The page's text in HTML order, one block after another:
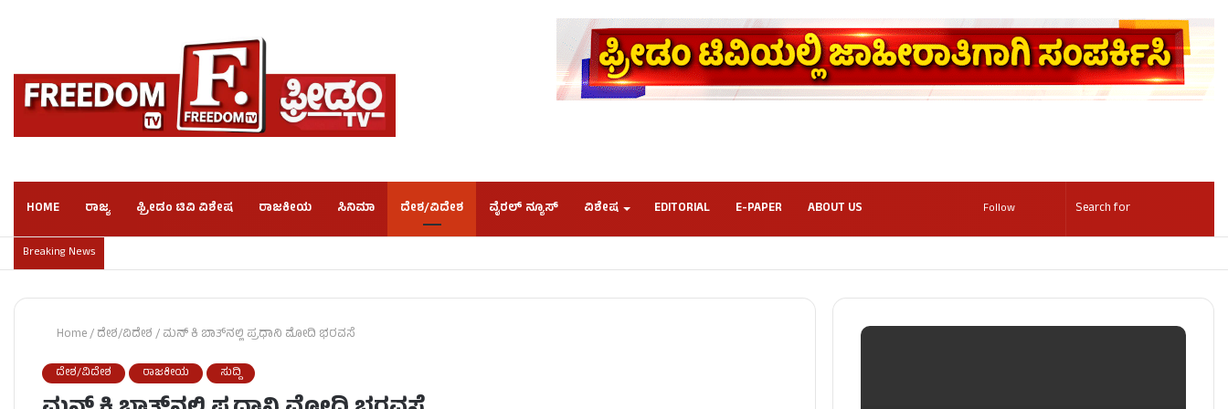
HOME ರಾಜ್ಯ ಫ್ರೀಡಂ ಟಿವಿ ವಿಶೇಷ ರಾಜಕೀಯ ಸಿನಿಮಾ ದೇಶ/ವಿದೇಶ ವೈರಲ್ ನ್ಯೂಸ್ ವಿಶೇಷ EDITORIAL E-PAPER ABOUT US Follow
Breaking News
Home/ದೇಶ/ವಿದೇಶ/ಮನ್ ಕಿ ಬಾತ್‌ನಲ್ಲಿ ಪ್ರಧಾನಿ ಮೋದಿ ಭರವಸೆ
ದೇಶ/ವಿದೇಶ ರಾಜಕೀಯ ಸುದ್ದಿ